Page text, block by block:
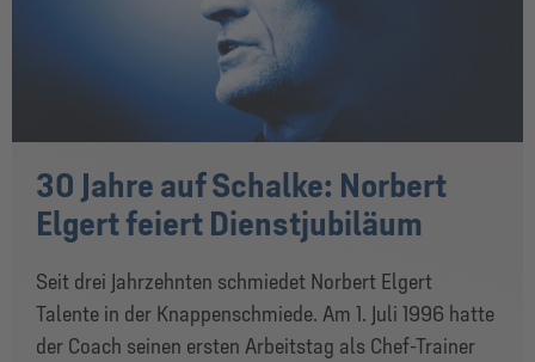
30 Jahre auf Schalke: Norbert
Elgert feiert Dienstjubiläum
Seit drei Jahrzehnten schmiedet Norbert Elgert
Talente in der Knappenschmiede. Am 1. Juli 1996 hatte
der Coach seinen ersten Arbeitstag als Chef-Trainer